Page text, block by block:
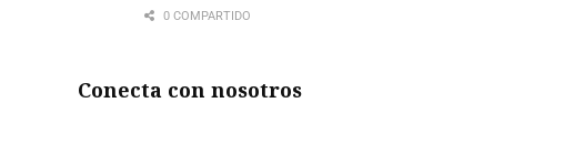
0 COMPARTIDO
Conecta con nosotros